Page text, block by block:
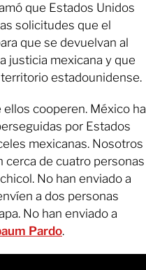
que Estados Unidos
solicitudes que el
que se devuelvan al
justicia mexicana y que
estadounidense.
cooperen. México ha
por Estados
mexicanas. Nosotros
cerca de cuatro personas
No han enviado a
a dos personas
No han enviado a
Pardo.